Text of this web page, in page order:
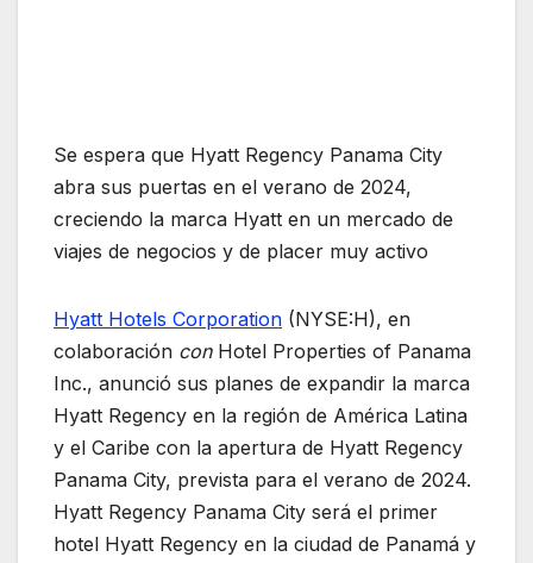
Se espera que Hyatt Regency Panama City
abra sus puertas en el verano de 2024,
creciendo la marca Hyatt en un mercado de
viajes de negocios y de placer muy activo
Hyatt Hotels Corporation (NYSE:H), en
colaboración conHotel Properties of Panama
Inc., anunció sus planes de expandir la marca
Hyatt Regency en la región de América Latina
y el Caribe con la apertura de Hyatt Regency
Panama City, prevista para el verano de 2024.
Hyatt Regency Panama City será el primer
hotel Hyatt Regency en la ciudad de Panamá y